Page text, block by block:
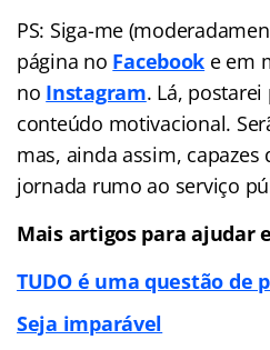
PS: Siga-me
página no Facebook e em
no Instagram. Lá,
conteúdo motivacional.
mas, ainda assim, capazes
jornada rumo ao serviço
Mais artigos para ajudar
TUDO é uma questão de
Seja imparável